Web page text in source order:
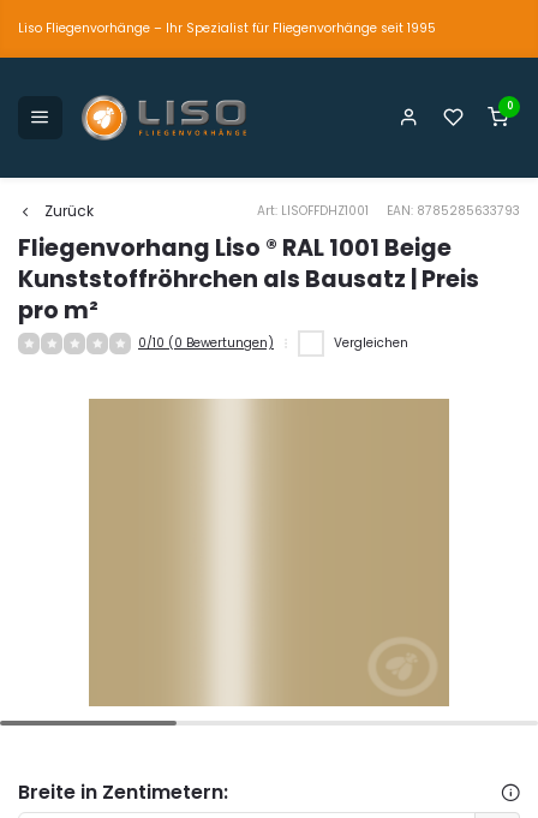
Liso Fliegenvorhänge – Ihr Spezialist für Fliegenvorhänge seit 1995
0
Zurück Art: LISOFFDHZ1001 EAN: 8785285633793
Fliegenvorhang Liso ® RAL 1001 Beige
Kunststoffröhrchen als Bausatz | Preis
pro m²
0/10 (0 Bewertungen) Vergleichen
Breite in Zentimetern: